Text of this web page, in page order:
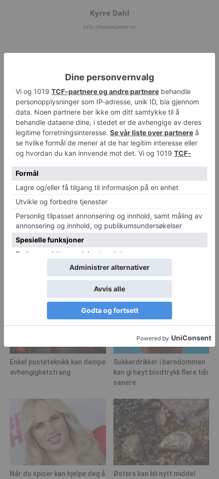
Kyrre Dahl
http://helsesjefen.no
RELATERTE ARTIKLER MER FRA FORFATTER
Ny Barbie-dokke skal bidra til å
normalisere medisinsk utstyr for barn
Topp 10 sunneste land i verden
Eksplosjon i verdens tilfeller av
meslinger
Enkel pusteteknikk kan dempe
avhengighetstrang
Sukkerdrikker i barndommen
kan gi høyt blodtrykk flere tiår
senere
Når du spiser kan hjelpe deg å
Østers kan bli nytt middel